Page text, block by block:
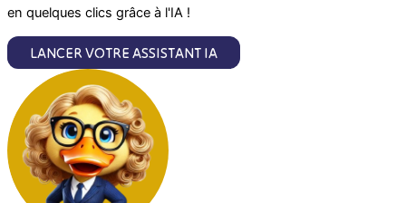
en quelques clics grâce à l'IA !
LANCER VOTRE ASSISTANT IA